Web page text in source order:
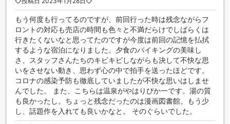
もう何度も行ってるのですが、前回行った時は残念ながらフ
ロントの対応も売店の時間も色々と不満だらけでしばらくは
行きたくないなと思ってたのですが今度は前回の記憶を払拭
するような宿泊になりました。夕食のバイキングの美味し
さ、スタッフさんたちのキビキビしながらも決して不快な思
いをさせない動き、思わず心の中で拍手を送ったほどです。
コロナの感染予防も徹底していましたが不快な思いはしませ
んでした。 また、こちらは温泉がやはりぴか一です。湯の質
も良かったし。ちょっと残念だったのは漫画図書館。もう少
し、話題作を入れても良いかなと。 そのぐらいでした。